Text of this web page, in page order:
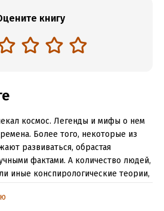
книгу
космос. Легенды и мифы о нем
Более того, некоторые из
развиваться, обрастая
фактами. А количество людей,
иные конспирологические теории,